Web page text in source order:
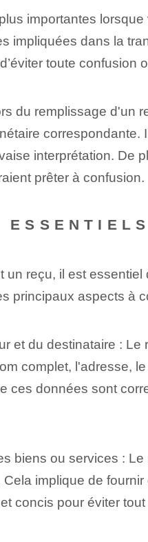
importantes
impliquées dans la
toute confusion
du remplissage d'un
correspondante.
interprétation. De
prêter à confusion.
un reçu, il est
principaux aspects à
et du destinataire :
complet, l'adresse,
ces données sont
biens ou services :
implique de
concis pour éviter